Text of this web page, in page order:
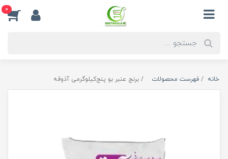
0
خانه فهرست محصولات برنج عنبر بو‌ پنج‌کیلو‌گرمی آذوقه